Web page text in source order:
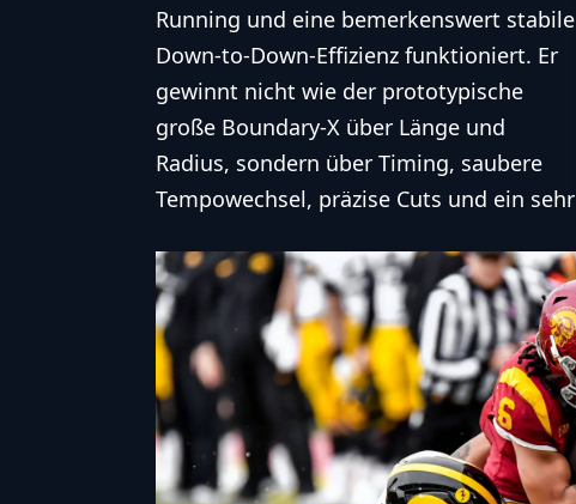
Running und eine bemerkenswert stabile
Down-to-Down-Effizienz funktioniert. Er
gewinnt nicht wie der prototypische
große Boundary-X über Länge und
Radius, sondern über Timing, saubere
Tempowechsel, präzise Cuts und ein sehr